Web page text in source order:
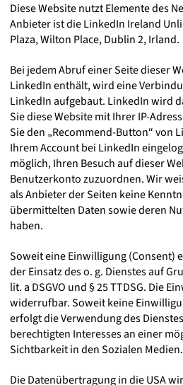
Diese Website nutzt Elemente des
Anbieter ist die LinkedIn Ireland
Plaza, Wilton Place, Dublin 2, Irland.
Bei jedem Abruf einer Seite dieser
LinkedIn enthält, wird eine
LinkedIn aufgebaut. LinkedIn wird
Sie diese Website mit Ihrer IP-
Sie den „Recommend-Button“ von
Ihrem Account bei LinkedIn
möglich, Ihren Besuch auf dieser
Benutzerkonto zuzuordnen. Wir
als Anbieter der Seiten keine
übermittelten Daten sowie deren
haben.
Soweit eine Einwilligung (Consent)
der Einsatz des o. g. Dienstes auf
lit. a DSGVO und § 25 TTDSG. Die
widerrufbar. Soweit keine
erfolgt die Verwendung des
berechtigten Interesses an einer
Sichtbarkeit in den Sozialen Medien.
Die Datenübertragung in die USA